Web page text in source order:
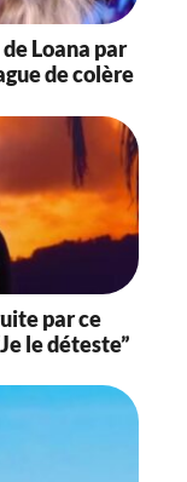
Loana par
de colère
par ce
le déteste”